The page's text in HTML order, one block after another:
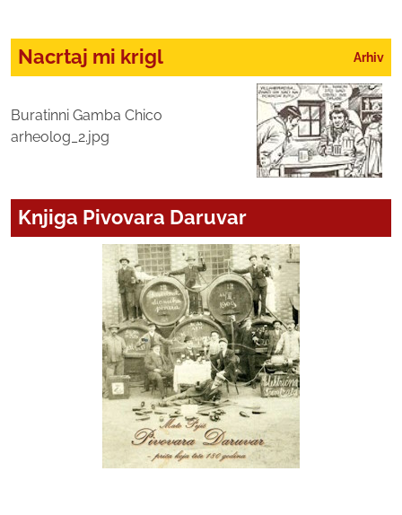
Arhiv
Nacrtaj mi krigl
Buratinni Gamba Chico
arheolog_2.jpg
Knjiga Pivovara Daruvar